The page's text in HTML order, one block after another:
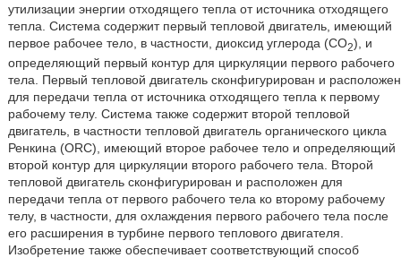
утилизации энергии отходящего тепла от источника отходящего
тепла. Система содержит первый тепловой двигатель, имеющий
первое рабочее тело, в частности, диоксид углерода (CO2), и
определяющий первый контур для циркуляции первого рабочего
тела. Первый тепловой двигатель сконфигурирован и расположен
для передачи тепла от источника отходящего тепла к первому
рабочему телу. Система также содержит второй тепловой
двигатель, в частности тепловой двигатель органического цикла
Ренкина (ORC), имеющий второе рабочее тело и определяющий
второй контур для циркуляции второго рабочего тела. Второй
тепловой двигатель сконфигурирован и расположен для
передачи тепла от первого рабочего тела ко второму рабочему
телу, в частности, для охлаждения первого рабочего тела после
его расширения в турбине первого теплового двигателя.
Изобретение также обеспечивает соответствующий способ